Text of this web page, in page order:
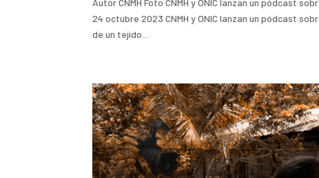
Autor CNMH Foto CNMH y ONIC lanzan un pódcast
24 octubre 2023 CNMH y ONIC lanzan un pódcast
de un tejido...